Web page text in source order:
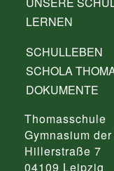
LERNEN
SCHULLEBEN
SCHOLA
DOKUMENTE
Thomasschule
Gymnasium
Hillerstraße 7
04109 Leipzig